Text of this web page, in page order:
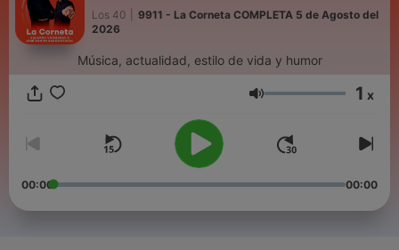
Los 40
9911 - La Corneta COMPLETA 5 de Agosto del
2026
Música, actualidad, estilo de vida y humor
Volume 1 x
00:00 00:00